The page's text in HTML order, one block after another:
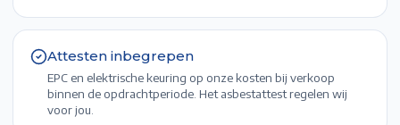
Attesten inbegrepen
EPC en elektrische keuring op onze kosten bij verkoop
binnen de opdrachtperiode. Het asbestattest regelen wij
voor jou.